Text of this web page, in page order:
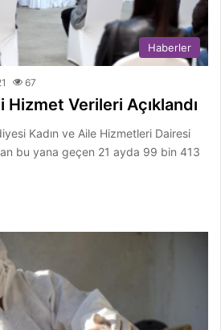
Haberler
67
Hizmet Verileri Açıklandı
Kadın ve Aile Hizmetleri Dairesi
bu yana geçen 21 ayda 99 bin 413